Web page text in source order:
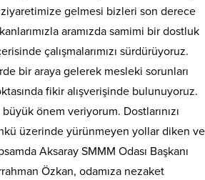
ziyaretimize gelmesi bizleri son derece
aramızda samimi bir dostluk
çalışmalarımızı sürdürüyoruz.
bir araya gelerek mesleki sorunları
fikir alışverişinde bulunuyoruz.
önem veriyorum. Dostlarınızı
üzerinde yürünmeyen yollar diken ve
Aksaray SMMM Odası Başkanı
Özkan, odamıza nezaket